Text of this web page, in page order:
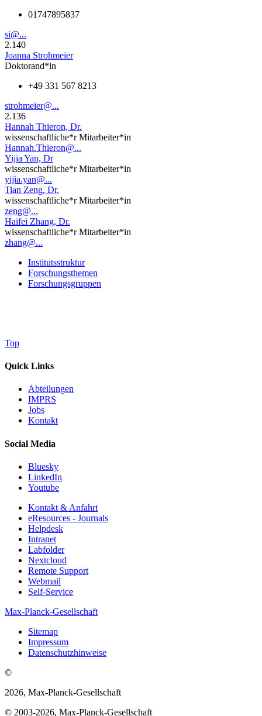
01747895837
si@...
2.140
Joanna Strohmeier
Doktorand*in
+49 331 567 8213
strohmeier@...
2.136
Hannah Thieron, Dr.
wissenschaftliche*r Mitarbeiter*in
Hannah.Thieron@...
Yijia Yan, Dr
wissenschaftliche*r Mitarbeiter*in
yijia.yan@...
Tian Zeng, Dr.
wissenschaftliche*r Mitarbeiter*in
zeng@...
Haifei Zhang, Dr.
wissenschaftliche*r Mitarbeiter*in
zhang@...
Institutsstruktur
Forschungsthemen
Forschungsgruppen
Top
Quick Links
Abteilungen
IMPRS
Jobs
Kontakt
Social Media
Bluesky
LinkedIn
Youtube
Kontakt & Anfahrt
eResources - Journals
Helpdesk
Intranet
Labfolder
Nextcloud
Remote Support
Webmail
Self-Service
Max-Planck-Gesellschaft
Sitemap
Impressum
Datenschutzhinweise
©
2026, Max-Planck-Gesellschaft
© 2003-2026, Max-Planck-Gesellschaft